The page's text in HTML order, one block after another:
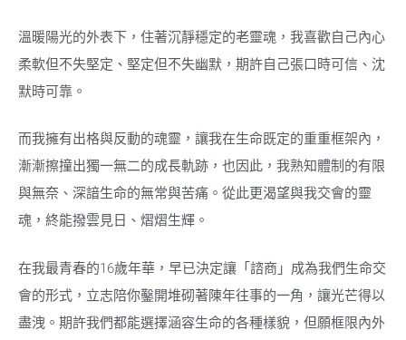
溫暖陽光的外表下，住著沉靜穩定的老靈魂，我喜歡自己內心
柔軟但不失堅定、堅定但不失幽默，期許自己張口時可信、沈
默時可靠。
而我擁有出格與反動的魂靈，讓我在生命既定的重重框架內，
漸漸擦撞出獨一無二的成長軌跡，也因此，我熟知體制的有限
與無奈、深諳生命的無常與苦痛。從此更渴望與我交會的靈
魂，終能撥雲見日、熠熠生輝。
在我最青春的16歲年華，早已決定讓「諮商」成為我們生命交
會的形式，立志陪你鑿開堆砌著陳年往事的一角，讓光芒得以
盡洩。期許我們都能選擇涵容生命的各種樣貌，但願框限內外